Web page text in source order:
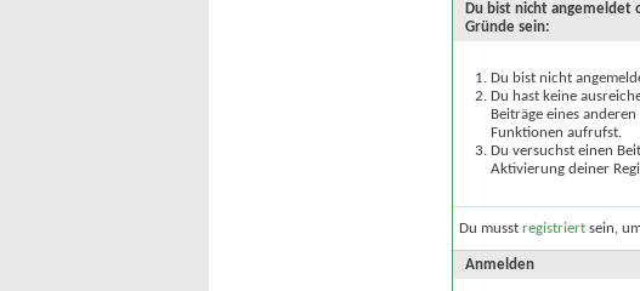
Du bist nicht angemeldet
Gründe sein:
Du bist nicht
Du hast keine
Beiträge eines
Funktionen aufrufst.
Du versuchst einen
Aktivierung deiner
Du musst registriert sein,
Anmelden